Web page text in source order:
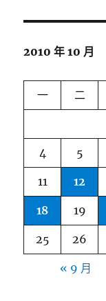
2010 年 10 月
一 二
4 5
11 12
18 19
25 26
« 9 月